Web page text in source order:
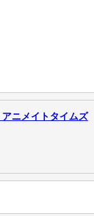
ニメイトタイムズ